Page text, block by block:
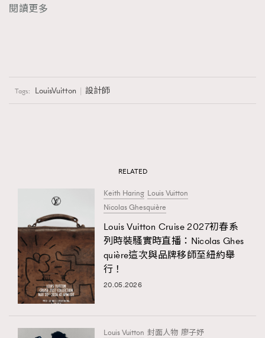
閱讀更多
Tags: LouisVuitton 設計師
RELATED
Keith Haring Louis Vuitton
Nicolas Ghesquière
Louis Vuitton Cruise 2027初春系
列時裝騷實時直播：Nicolas Ghes
quière這次與品牌移師至紐約舉
行！
20.05.2026
Louis Vuitton 封面人物 廖子妤